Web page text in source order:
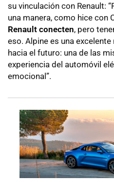
su vinculación con Renault:
una manera, como hice con
Renault conecten, pero
eso. Alpine es una
hacia el futuro: una de las
experiencia del automóvil
emocional”.